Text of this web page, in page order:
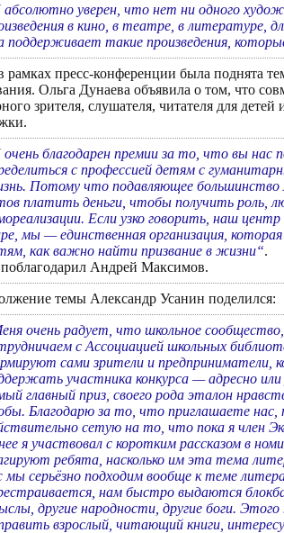
абсолютно уверен, что нет ни одного
в кино, в театре, в
поддерживает такие произведения,
рамках пресс-конференции была поднята
Ольга Дунаева объявила о том, что
зрителя, слушателя, читателя для
очень благодарен премии за то, что вы
с профессией детям с
Потому что подавляющее большинство
платить деньги, чтобы получить роль,
Если узко говорить, наш
мы — единственная организация,
как важно найти призвание в жизни“.
Андрей Максимов.
темы Александр Усанин поделился:
очень радует, что школьное
с Ассоциацией школьных
сами зрители и
участника конкурса — адресно
главный приз, своего рода эталон
Благодарю за то, что приглашаете нас,
сетую на то, что пока я член
я участвовал с коротким рассказом в
ребята, насколько им эта тема
серьёзно подходим вообще к теме
нам быстро выдаются
другие народности, другие боги.
взрослый, читающий книги,